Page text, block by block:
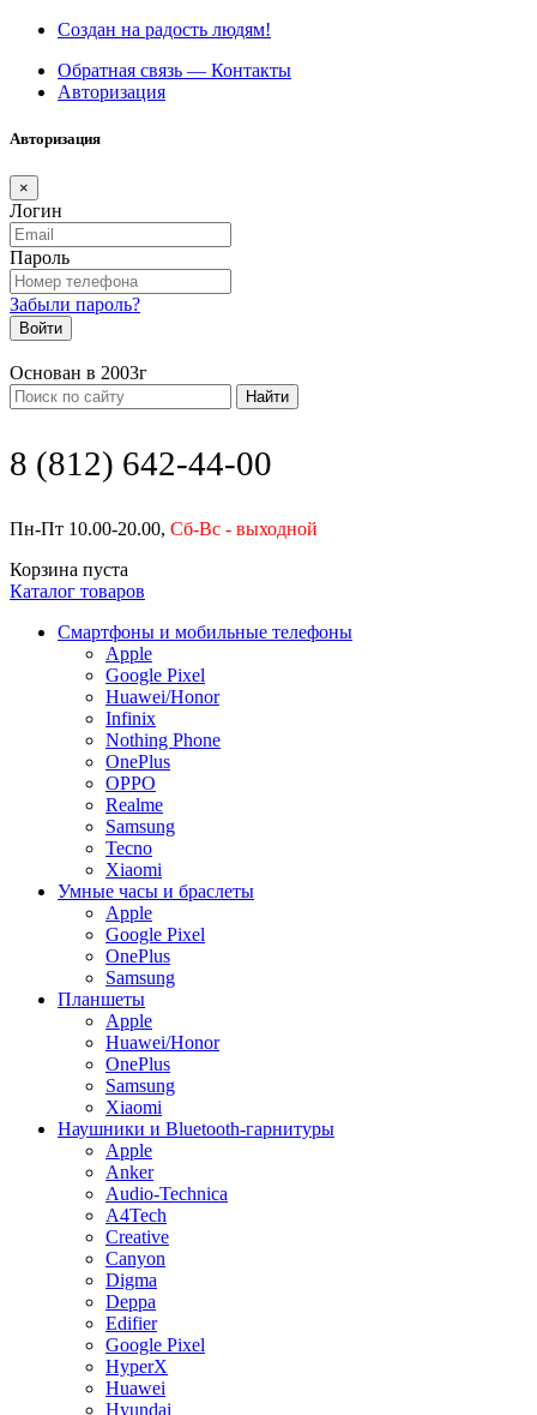
Создан на радость людям!
Обратная связь — Контакты
Авторизация
Авторизация
×
Логин
Пароль
Забыли пароль?
Войти
Основан в 2003г
Найти
8 (812) 642-44-00
Пн-Пт 10.00-20.00, Сб-Вс - выходной
Корзина пуста
Каталог товаров
Смартфоны и мобильные телефоны
Apple
Google Pixel
Huawei/Honor
Infinix
Nothing Phone
OnePlus
OPPO
Realme
Samsung
Tecno
Xiaomi
Умные часы и браслеты
Apple
Google Pixel
OnePlus
Samsung
Планшеты
Apple
Huawei/Honor
OnePlus
Samsung
Xiaomi
Наушники и Bluetooth-гарнитуры
Apple
Anker
Audio-Technica
A4Tech
Creative
Canyon
Digma
Deppa
Edifier
Google Pixel
HyperX
Huawei
Hyundai